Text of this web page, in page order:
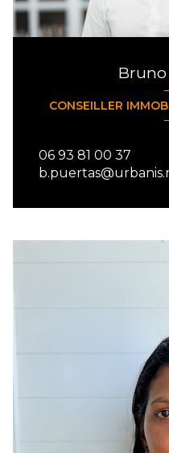
Bruno
CONSEILLER
06 93 81 00 37